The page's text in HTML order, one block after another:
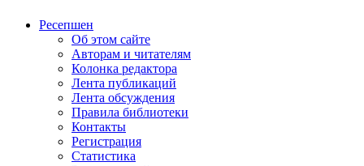
Ресепшен
Об этом сайте
Авторам и читателям
Колонка редактора
Лента публикаций
Лента обсуждения
Правила библиотеки
Контакты
Регистрация
Статистика